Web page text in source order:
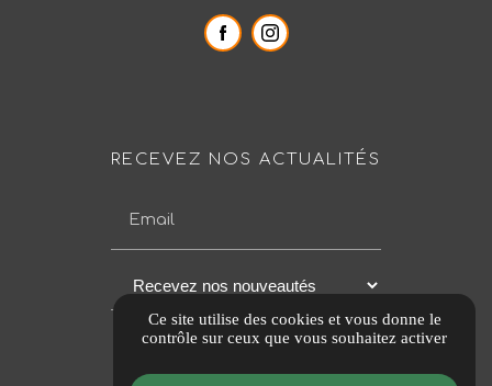
RECEVEZ NOS ACTUALITÉS
Email
Ce site utilise des cookies et vous donne le
contrôle sur ceux que vous souhaitez activer